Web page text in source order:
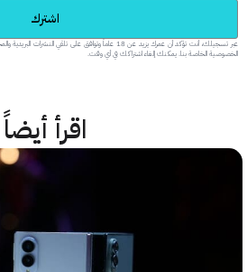
عبر تسجيلك، أنت تؤكد أن عمرك يزيد عن 18 عاماً وتوافق على تلقي النشرات
الخاصة بنا. يمكنك إلغاء اشتراكك في أي وقت.
اقرأ أيضاً